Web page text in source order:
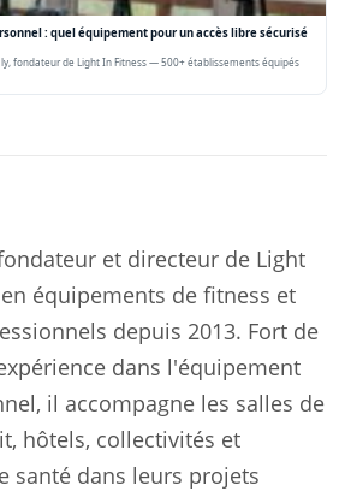
: quel équipement pour un accès libre sécurisé
fondateur de Light In Fitness — 500+ établissements équipés
et directeur de Light
équipements de fitness et
depuis 2013. Fort de
dans l'équipement
il accompagne les salles de
hôtels, collectivités et
santé dans leurs projets